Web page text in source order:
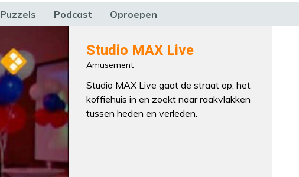
Puzzels Podcast Oproepen
Studio MAX Live
Amusement
Studio MAX Live gaat de straat op, het
koffiehuis in en zoekt naar raakvlakken
tussen heden en verleden.